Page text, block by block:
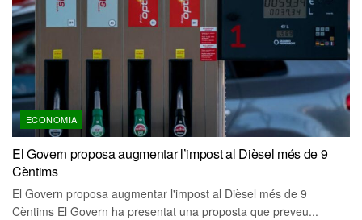
ECONOMIA
El Govern proposa augmentar l’impost al Dièsel més de 9
Cèntims
El Govern proposa augmentar l'impost al Dièsel més de 9
Cèntims El Govern ha presentat una proposta que preveu...